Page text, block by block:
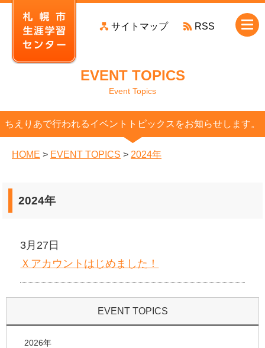
サイトマップ RSS
EVENT TOPICS
Event Topics
ちえりあで行われるイベントトピックスをお知らせします。
HOME > EVENT TOPICS > 2024年
2024年
3月27日
Ｘアカウントはじめました！
EVENT TOPICS
2026年